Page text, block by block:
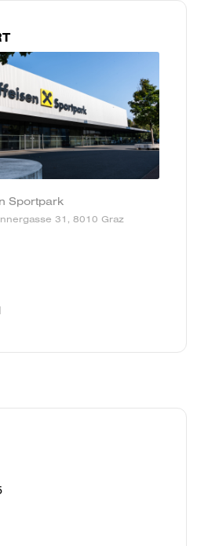
Sportpark
31, 8010 Graz